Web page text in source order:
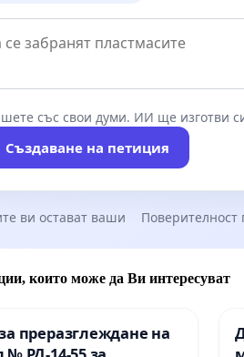
нарастващата нужда, броят
на яйцеклетки: от 317 през 2021
мъже, дарили сперматозоиди
проби от чуждестранни банки:
проби
донорски материал, а
със свои думи. ИИ ще изготви
Създаване на петиция
ви остават ваши
които може да Ви интересуват
преразглеждане на